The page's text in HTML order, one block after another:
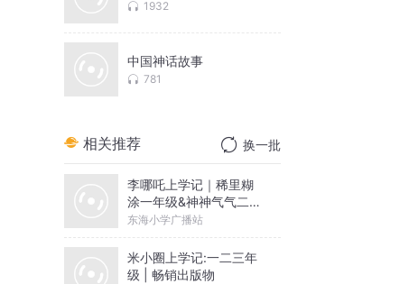
1932
中国神话故事
781
相关推荐 换一批
李哪吒上学记｜稀里糊
涂一年级&神神气气二年
级
东海小学广播站
米小圈上学记:一二三年
级 | 畅销出版物